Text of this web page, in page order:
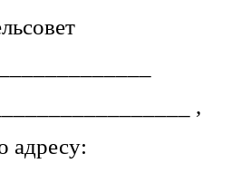
,
адресу: